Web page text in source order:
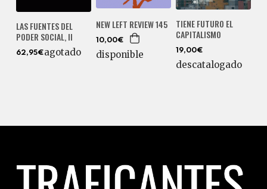
LAS FUENTES DEL
PODER SOCIAL, II
62,95€agotado
NEW LEFT REVIEW 145
10,00€
disponible
TIENE FUTURO EL
CAPITALISMO
19,00€
descatalogado